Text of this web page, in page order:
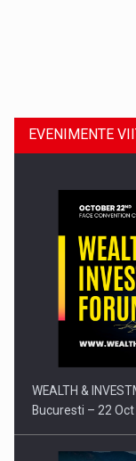
Comunicat de
EVENIMENTE
WEALTH &
Bucuresti – 22